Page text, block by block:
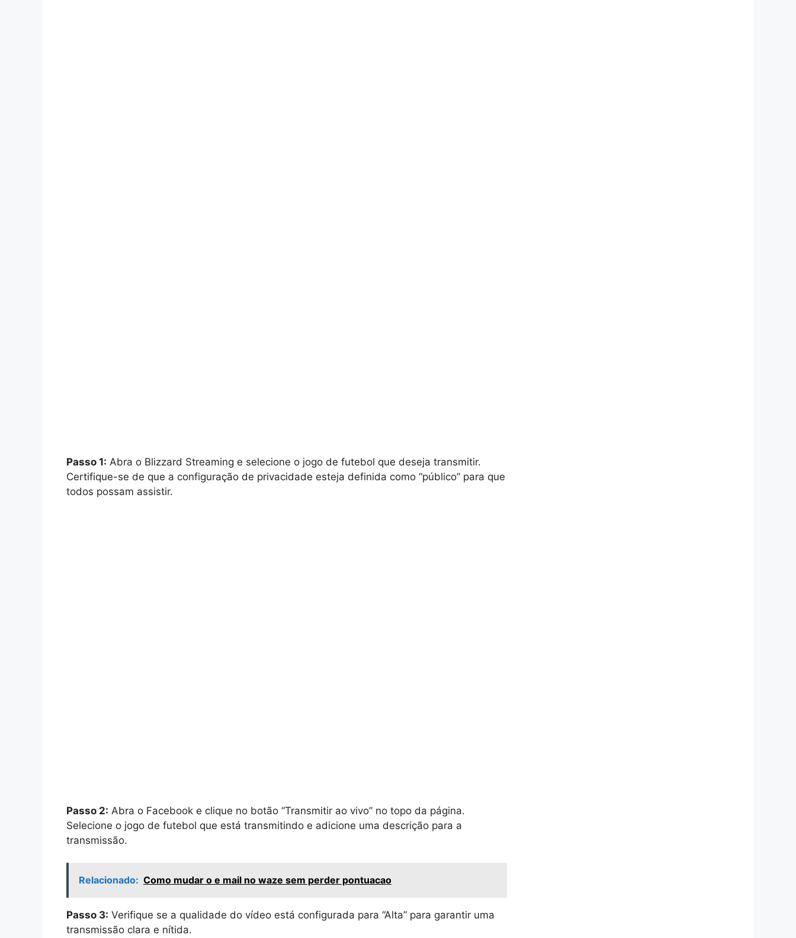
Passo 1: Abra o Blizzard Streaming e selecione o jogo de futebol que deseja transmitir.
Certifique-se de que a configuração de privacidade esteja definida como “público” para que
todos possam assistir.
Passo 2: Abra o Facebook e clique no botão “Transmitir ao vivo” no topo da página.
Selecione o jogo de futebol que está transmitindo e adicione uma descrição para a
transmissão.
Relacionado: Como mudar o e mail no waze sem perder pontuacao
Passo 3: Verifique se a qualidade do vídeo está configurada para “Alta” para garantir uma
transmissão clara e nítida.